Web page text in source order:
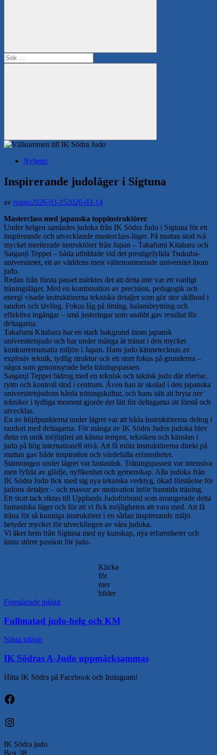
Search
Sök
efter:
Sök
Nyheter
Inspirerande judoläger i Sigtuna
av ronno2026-03-152026-03-14
Masterclass med japanska toppinstruktörer
Under helgen samlades judoka från IK Södra Judo i Sigtuna för ett
inspirerande och utvecklande masterclass-läger. På mattan stod två
mycket meriterade instruktörer från Japan – Takafumi Kitahara och
Saiganji Teppei – båda utbildade vid det prestigefyllda Tsukuba-
universitetet, ett av världens mest välrenommerade universitet inom
judo.
Redan från första passet märktes det att detta inte var ett vanligt
träningsläger. Med en kombination av precision, pedagogik och
energi visade instruktörerna tekniska detaljer som gör stor skillnad i
randori och tävling. Fokus låg på timing, balansbrytning och
effektiva ingångar – små justeringar som snabbt gav resultat för
deltagarna.
Takafumi Kitahara har en stark bakgrund inom japansk
universitetsjudo och har under många år tränat i den mycket
konkurrensutsatta miljön i Japan. Hans judo kännetecknas av
explosiv teknik, tydlig struktur och ett stort fokus på grunderna –
något som genomsyrade hela träningspassen.
Saiganji Teppei bidrog med en teknisk och taktisk judo där rörelse,
rytm och kontroll stod i centrum. Även han är skolad i den japanska
universitetsjudons hårda träningskultur, och hans sätt att bryta ner
tekniker i tydliga moment gjorde det lätt för deltagarna att förstå och
utvecklas.
En av höjdpunkterna under lägret var att båda instruktörerna deltog i
randori med deltagarna. För många av IK Södra Judos judoka blev
detta en unik möjlighet att känna tempot, tekniken och känslan i
judo på hög internationell nivå. Att få möta instruktörerna direkt på
mattan gav både inspiration och värdefulla erfarenheter.
Stämningen under lägret var fantastisk. Träningspassen var intensiva
men fyllda av glädje, nyfikenhet och gemenskap. Alla judoka från
IK Södra Judo fick med sig nya tekniska verktyg, ökad förståelse för
judons detaljer – och massor av motivation inför framtida träning.
Ett stort tack riktas till Upplands Judoförbund som arrangerade detta
fantastiska läger och för att vi fick möjligheten att vara med. Att få
träna för så kunniga instruktörer i en sådan inspirerande miljö
betyder mycket för utvecklingen av våra judoka.
Vi åker hem från Sigtuna med ny kunskap, nya erfarenheter och
ännu större passion för judo.
Klicka
för
mer
bilder
Inläggsnavigering
Föregående inlägg
Fullmatad judo-helg och KM
Nästa inlägg
IK Södras A-Judo uppmärksammas
Hitta IK Södra på Facebook och Instagram!
Facebook
Instagram
IK Södra judo
Box 38